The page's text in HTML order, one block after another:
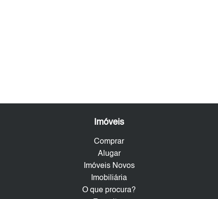
Imóveis
Comprar
Alugar
Imóveis Novos
Imobiliária
O que procura?